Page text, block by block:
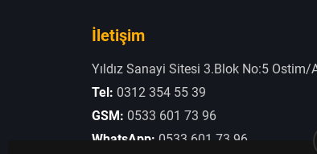
İletişim
Yıldız Sanayi Sitesi 3.Blok No:5 Ostim/
Tel: 0312 354 55 39
GSM: 0533 601 73 96
WhatsApp: 0533 601 73 96